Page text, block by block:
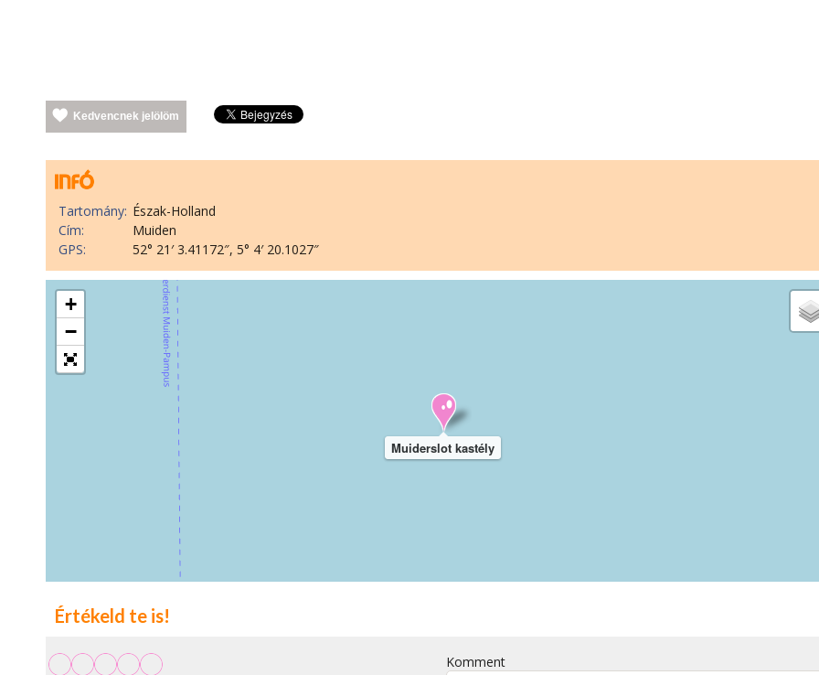
Kedvencnek jelölöm
Tartomány: Észak-Holland
Cím:
Muiden
GPS:
52° 21′ 3.41172″, 5° 4′ 20.1027″
Muiderslot kastély
+
−
Értékeld te is!
Komment